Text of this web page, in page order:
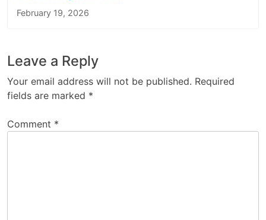
February 19, 2026
Leave a Reply
Your email address will not be published. Required
fields are marked *
Comment *